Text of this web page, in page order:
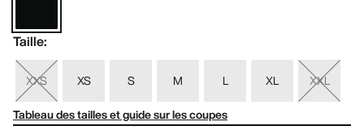
Taille:
XXS XS S M L XL
XXL
Tableau des tailles et guide sur les coupes